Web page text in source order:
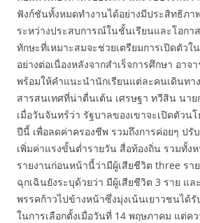
ฟังก์ชันทั้งหมดทำงานได้อย่างมีประสิทธิภ
ระหว่างประสบการณ์ในชั้นเรียนและโอกา
ทักษะที่เหมาะสมจะช่วยเตรียมการเปิดตัว
อย่างต่อเนื่องหลังจากสำเร็จการศึกษา อา
พร้อมให้คำแนะนำนักเรียนแต่ละคนเดินทา
สารสนเทศที่น่าตื่นเต้น เศรษฐา ทวีสิน นา
เมื่อวันจันทร์ว่า รัฐบาลของเขาจะเปิดตัวน
ปีนี้ เพื่อลดค่าครองชีพ รวมถึงการค่อยๆ ปรั
เพิ่มค่าแรงขั้นต่ำรายวัน สื่อท้องถิ่น รวมทั้ง
รายงานก่อนหน้านี้ว่ามีผู้เสียชีวิต three ร
ฉุกเฉินยังระบุด้วยว่า มีผู้เสียชีวิต 3 ราย แล
พรรคก้าวไปข้างหน้าซึ่งมุ่งเน้นเยาวชนได้
ในการเลือกตั้งเมื่อวันที่ 14 พฤษภาคม แต่ค